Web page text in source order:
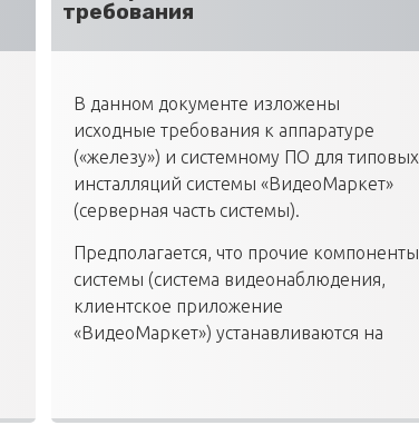
требования
В данном документе изложены
исходные требования к аппаратуре
(«железу») и системному ПО для типовых
инсталляций системы «ВидеоМаркет»
(серверная часть системы).
Предполагается, что прочие компоненты
системы (система видеонаблюдения,
клиентское приложение
«ВидеоМаркет») устанавливаются на